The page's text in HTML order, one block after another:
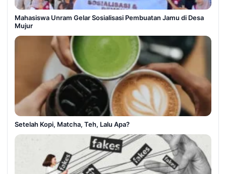
Mahasiswa Unram Gelar Sosialisasi Pembuatan Jamu di Desa
Mujur
Setelah Kopi, Matcha, Teh, Lalu Apa?